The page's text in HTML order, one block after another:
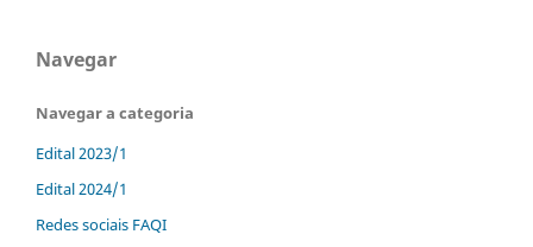
Navegar
Navegar a categoria
Edital 2023/1
Edital 2024/1
Redes sociais FAQI